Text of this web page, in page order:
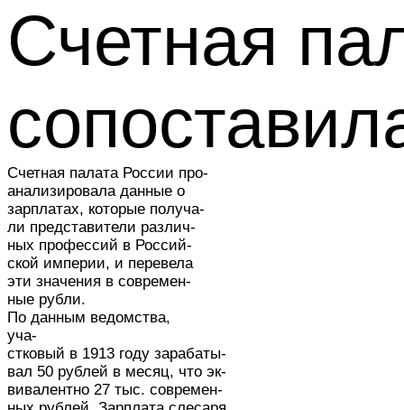
Счетная
Счетная палата России про-
анализировала данные о
зарплатах, которые получа-
ли представители различ-
ных профессий в Россий-
ской империи, и перевела
эти значения в современ-
ные рубли.
По данным ведомства,
уча-
стковый в 1913 году зарабаты-
вал 50 рублей в месяц, что эк-
вивалентно 27 тыс. современ-